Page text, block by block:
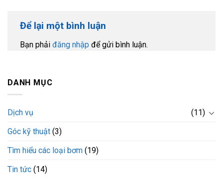
Để lại một bình luận
Bạn phải đăng nhập để gửi bình luận.
DANH MỤC
Dịch vụ
(11)
Góc kỹ thuật (3)
Tìm hiểu các loại bơm (19)
Tin tức (14)